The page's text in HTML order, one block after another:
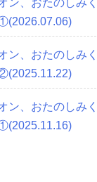
ン、おたのしみ
ン、おたのしみ
ン、おたのしみ